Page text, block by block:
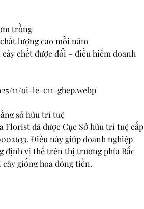
trồng
lượng cao mỗi năm
chết được đổi – điều hiếm doanh
11/oi-le-c11-ghep.webp
sở hữu trí tuệ
đã được Cục Sở hữu trí tuệ cấp
Điều này giúp doanh nghiệp
định vị thế trên thị trường phía Bắc
giống hoa đồng tiền.